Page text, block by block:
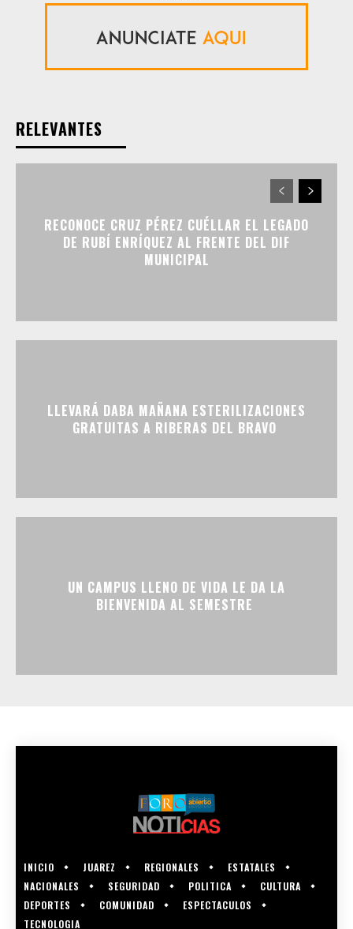
RELEVANTES
RECONOCE CRUZ PÉREZ CUÉLLAR EL LEGADO
DE RUBÍ ENRÍQUEZ AL FRENTE DEL DIF
MUNICIPAL
LLEVARÁ DABA MAÑANA ESTERILIZACIONES
GRATUITAS A RIBERAS DEL BRAVO
UN CAMPUS LLENO DE VIDA LE DA LA
BIENVENIDA AL SEMESTRE
INICIO JUAREZ REGIONALES
ESTATALES
NACIONALES
SEGURIDAD POLITICA
CULTURA
DEPORTES
COMUNIDAD
ESPECTACULOS
TECNOLOGIA